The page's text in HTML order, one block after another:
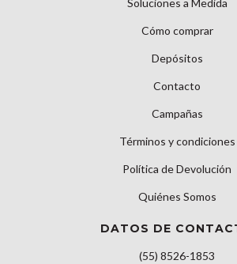
Soluciones a Medida
Cómo comprar
Depósitos
Contacto
Campañas
Términos y condiciones
Política de Devolución
Quiénes Somos
DATOS DE
(55) 8526-1853